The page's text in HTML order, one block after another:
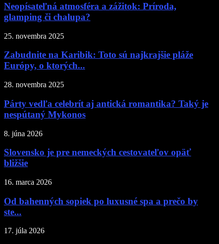
Neopísateľná atmosféra a zážitok: Príroda,
glamping či chalupa?
25. novembra 2025
Zabudnite na Karibik: Toto sú najkrajšie pláže
Európy, o ktorých...
28. novembra 2025
Párty vedľa celebrít aj antická romantika? Taký je
nespútaný Mykonos
8. júna 2026
Slovensko je pre nemeckých cestovateľov opäť
bližšie
16. marca 2026
Od bahenných sopiek po luxusné spa a prečo by
ste...
17. júla 2026